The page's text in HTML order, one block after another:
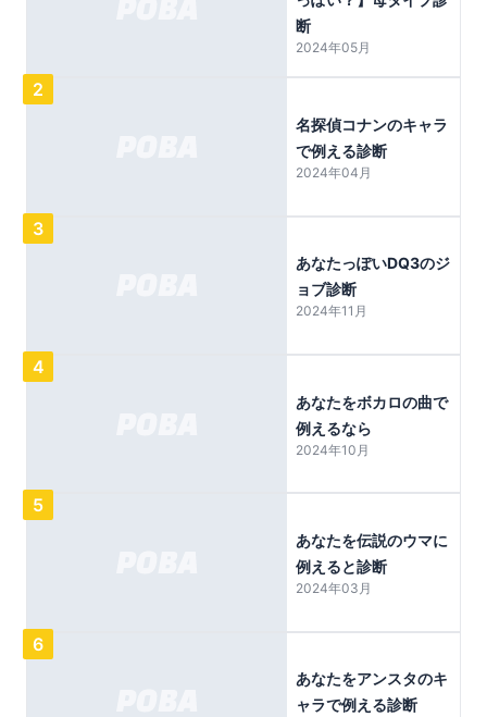
断
2024年05月
2
名探偵コナンのキャラ
で例える診断
2024年04月
3
あなたっぽいDQ3のジ
ョブ診断
2024年11月
4
あなたをボカロの曲で
例えるなら
2024年10月
5
あなたを伝説のウマに
例えると診断
2024年03月
6
あなたをアンスタのキ
ャラで例える診断